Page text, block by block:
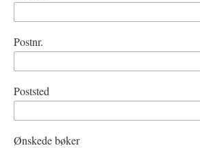
Postnr.
Poststed
Ønskede bøker